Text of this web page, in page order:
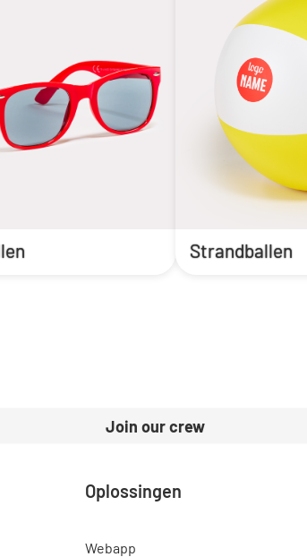
Strandballen
Join our crew
Oplossingen
Webapp